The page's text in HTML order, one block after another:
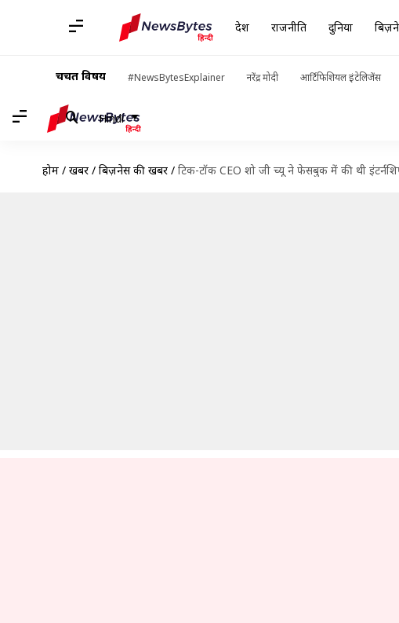
देश राजनीति दुनिया
चर्चित विषय #NewsBytesExplainer नरेंद्र मोदी आर्टिफिशियल इंटेलिजेंस
Hindi
होम / खबरें / बिज़नेस की खबरें / टिक-टॉक CEO शो जी च्यू ने फेसबुक में की थी